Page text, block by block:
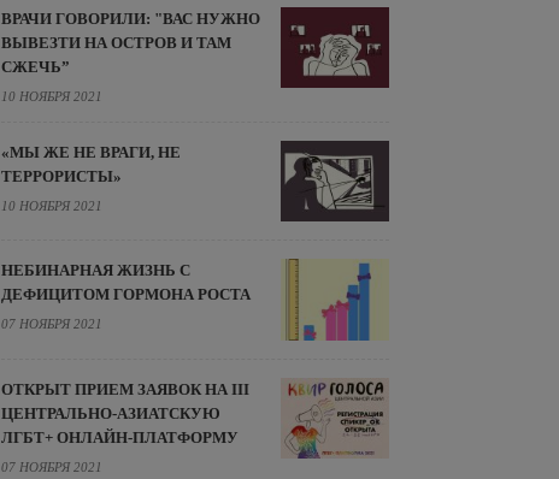
ВРАЧИ ГОВОРИЛИ: "ВАС НУЖНО
ВЫВЕЗТИ НА ОСТРОВ И ТАМ
СЖЕЧЬ”
10 НОЯБРЯ 2021
«МЫ ЖЕ НЕ ВРАГИ, НЕ
ТЕРРОРИСТЫ»
10 НОЯБРЯ 2021
НЕБИНАРНАЯ ЖИЗНЬ С
ДЕФИЦИТОМ ГОРМОНА РОСТА
07 НОЯБРЯ 2021
ОТКРЫТ ПРИЕМ ЗАЯВОК НА III
ЦЕНТРАЛЬНО-АЗИАТСКУЮ
ЛГБТ+ ОНЛАЙН-ПЛАТФОРМУ
07 НОЯБРЯ 2021